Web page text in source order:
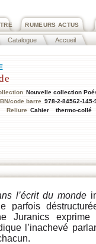
RUMEURS ACTUS
Catalogue Accueil
Nouvelle collection
code barre 978-2-84562-145-
Reliure Cahier thermo-collé
l’écrit du monde
parfois
Juranics exprime
l’inachevé